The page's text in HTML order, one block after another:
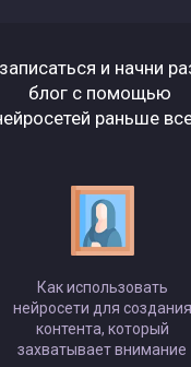
и начни
блог с помощью
раньше
Как использовать
нейросети для создания
контента, который
захватывает внимание